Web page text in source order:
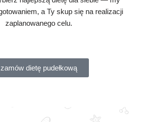
a Ty skup się na realizacji
zaplanowanego celu.
zamów dietę pudełkową